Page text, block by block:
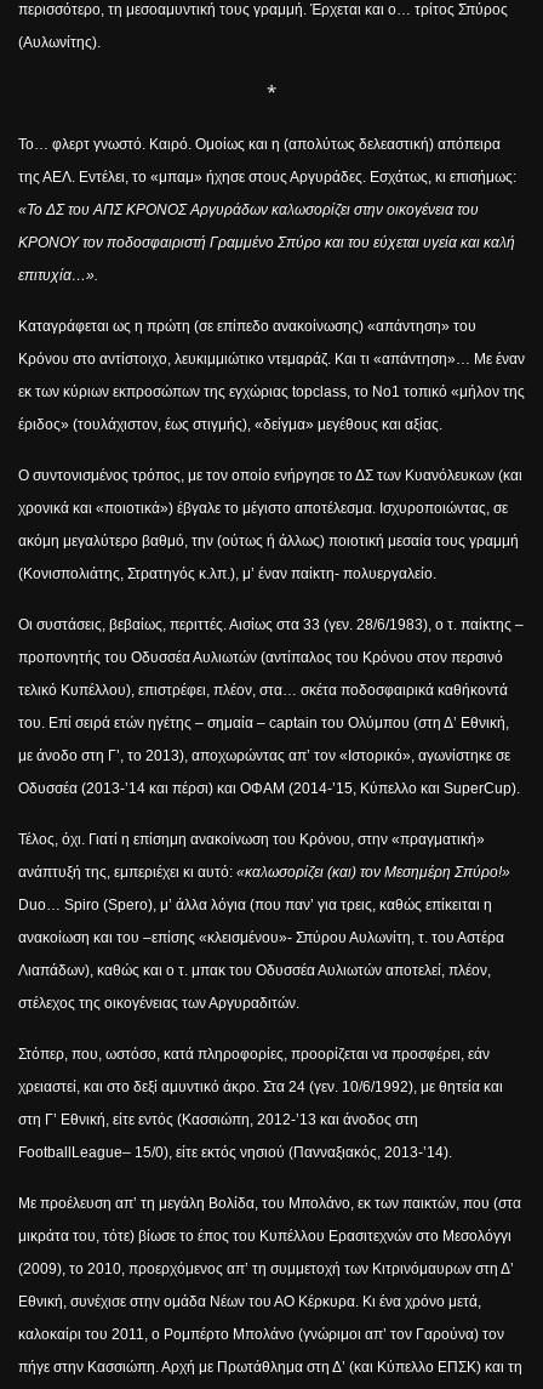
περισσότερο, τη μεσοαμυντική τους γραμμή. Έρχεται και ο… τρίτος Σπύρος
(Αυλωνίτης).
*
Το… φλερτ γνωστό. Καιρό. Ομοίως και η (απολύτως δελεαστική) απόπειρα
της ΑΕΛ. Εντέλει, το «μπαμ» ήχησε στους Αργυράδες. Εσχάτως, κι επισήμως:
«Το ΔΣ του ΑΠΣ ΚΡΟΝΟΣ Αργυράδων καλωσορίζει στην οικογένεια του
ΚΡΟΝΟΥ τον ποδοσφαιριστή Γραμμένο Σπύρο και του εύχεται υγεία και καλή
επιτυχία…».
Καταγράφεται ως η πρώτη (σε επίπεδο ανακοίνωσης) «απάντηση» του
Κρόνου στο αντίστοιχο, λευκιμμιώτικο ντεμαράζ. Και τι «απάντηση»… Με έναν
εκ των κύριων εκπροσώπων της εγχώριας topclass, το Νο1 τοπικό «μήλον της
έριδος» (τουλάχιστον, έως στιγμής), «δείγμα» μεγέθους και αξίας.
Ο συντονισμένος τρόπος, με τον οποίο ενήργησε το ΔΣ των Κυανόλευκων (και
χρονικά και «ποιοτικά») έβγαλε το μέγιστο αποτέλεσμα. Ισχυροποιώντας, σε
ακόμη μεγαλύτερο βαθμό, την (ούτως ή άλλως) ποιοτική μεσαία τους γραμμή
(Κονισπολιάτης, Στρατηγός κ.λπ.), μ’ έναν παίκτη- πολυεργαλείο.
Οι συστάσεις, βεβαίως, περιττές. Αισίως στα 33 (γεν. 28/6/1983), ο τ. παίκτης –
προπονητής του Οδυσσέα Αυλιωτών (αντίπαλος του Κρόνου στον περσινό
τελικό Κυπέλλου), επιστρέφει, πλέον, στα… σκέτα ποδοσφαιρικά καθήκοντά
του. Επί σειρά ετών ηγέτης – σημαία – captain του Ολύμπου (στη Δ’ Εθνική,
με άνοδο στη Γ’, το 2013), αποχωρώντας απ’ τον «Ιστορικό», αγωνίστηκε σε
Οδυσσέα (2013-’14 και πέρσι) και ΟΦΑΜ (2014-’15, Κύπελλο και SuperCup).
Τέλος, όχι. Γιατί η επίσημη ανακοίνωση του Κρόνου, στην «πραγματική»
ανάπτυξή της, εμπεριέχει κι αυτό: «καλωσορίζει (και) τον Μεσημέρη Σπύρο!»
Duo… Spiro (Spero), μ’ άλλα λόγια (που παν’ για τρεις, καθώς επίκειται η
ανακοίωση και του –επίσης «κλεισμένου»- Σπύρου Αυλωνίτη, τ. του Αστέρα
Λιαπάδων), καθώς και ο τ. μπακ του Οδυσσέα Αυλιωτών αποτελεί, πλέον,
στέλεχος της οικογένειας των Αργυραδιτών.
Στόπερ, που, ωστόσο, κατά πληροφορίες, προορίζεται να προσφέρει, εάν
χρειαστεί, και στο δεξί αμυντικό άκρο. Στα 24 (γεν. 10/6/1992), με θητεία και
στη Γ’ Εθνική, είτε εντός (Κασσιώπη, 2012-’13 και άνοδος στη
Football League– 15/0), είτε εκτός νησιού (Πανναξιακός, 2013-’14).
Με προέλευση απ’ τη μεγάλη Βολίδα, του Μπολάνο, εκ των παικτών, που (στα
μικράτα του, τότε) βίωσε το έπος του Κυπέλλου Ερασιτεχνών στο Μεσολόγγι
(2009), το 2010, προερχόμενος απ’ τη συμμετοχή των Κιτρινόμαυρων στη Δ’
Εθνική, συνέχισε στην ομάδα Νέων του ΑΟ Κέρκυρα. Κι ένα χρόνο μετά,
καλοκαίρι του 2011, ο Ρομπέρτο Μπολάνο (γνώριμοι απ’ τον Γαρούνα) τον
πήγε στην Κασσιώπη. Αρχή με Πρωτάθλημα στη Δ’ (και Κύπελλο ΕΠΣΚ) και τη